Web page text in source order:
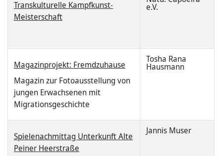
Transkulturelle Kampfkunst-
Meisterschaft
e.V.
Magazinprojekt: Fremdzuhause
Magazin zur Fotoausstellung von
jungen Erwachsenen mit
Migrationsgeschichte
Tosha Rana
Hausmann
Spielenachmittag Unterkunft Alte
Peiner Heerstraße
Jannis Muser